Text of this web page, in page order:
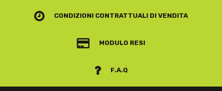
CONDIZIONI CONTRATTUALIDI VENDITA
MODULO RESI
F.A.Q